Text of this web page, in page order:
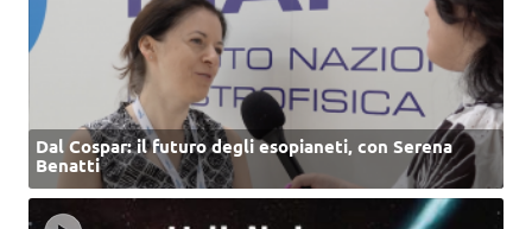
Dal Cospar: il futuro degli esopianeti, con Serena
Benatti